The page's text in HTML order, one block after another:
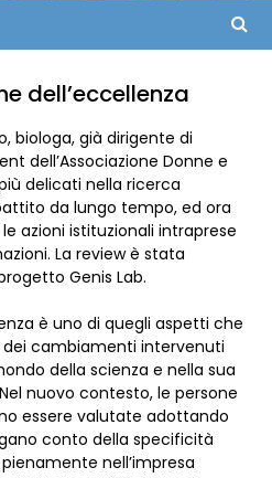
dell’eccellenza
biologa, già dirigente di
dell’Associazione Donne e
delicati nella ricerca
da lungo tempo, ed ora
azioni istituzionali intraprese
La review è stata
Genis Lab.
è uno di quegli aspetti che
cambiamenti intervenuti
della scienza e nella sua
nuovo contesto, le persone
essere valutate adottando
conto della specificità
nell’impresa